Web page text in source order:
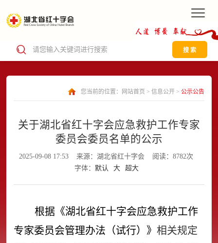
搜 索
您当前的位置： 网站首页 > 信息公开> 公示公告
关于湖北省红十字会应急救护工作专家
委员会委员名单的公示
2025-09-08 17:53 来源：湖北省红十字会
阅读：8782次
字体： 默认 大 超大
根据《湖北省红十字会应急救护工作
专家委员会管理办法（试行）》相关规定